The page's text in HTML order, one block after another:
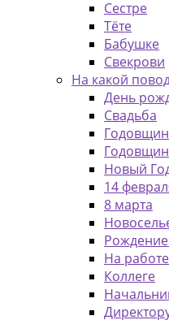
Сестре
Тёте
Бабушке
Свекрови
На какой
День
Свадьба
Новый
14
8 марта
На работе
Коллеге